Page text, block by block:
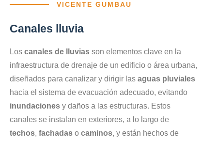
VICENTE GUMBAU
Canales lluvia
Los canales de lluvias son elementos clave en la
infraestructura de drenaje de un edificio o área urbana,
diseñados para canalizar y dirigir las aguas pluviales
hacia el sistema de evacuación adecuado, evitando
inundaciones y daños a las estructuras. Estos
canales se instalan en exteriores, a lo largo de
techos, fachadas o caminos, y están hechos de